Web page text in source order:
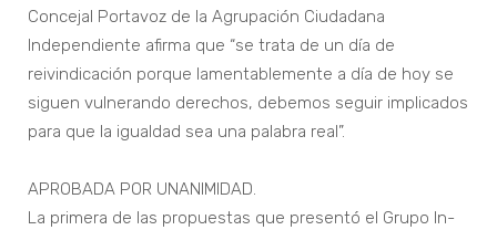
Concejal Portavoz de la Agrupación Ciudadana
Independiente afirma que “se trata de un día de
reivindicación porque lamentablemente a día de hoy se
siguen vulnerando derechos, debemos seguir implicados
para que la igualdad sea una palabra real”.
APROBADA POR UNANIMIDAD.
La primera de las propuestas que presentó el Grupo In-